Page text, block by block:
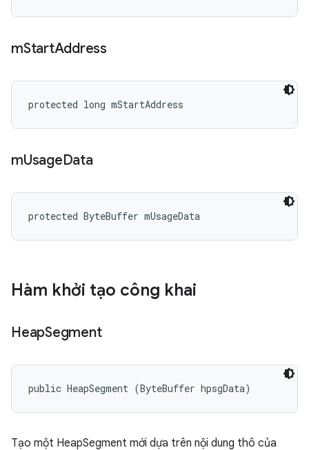
mStartAddress
protected long mStartAddress
mUsageData
protected ByteBuffer mUsageData
Hàm khởi tạo công khai
HeapSegment
public HeapSegment (ByteBuffer hpsgData)
Tạo một HeapSegment mới dựa trên nội dung thô của